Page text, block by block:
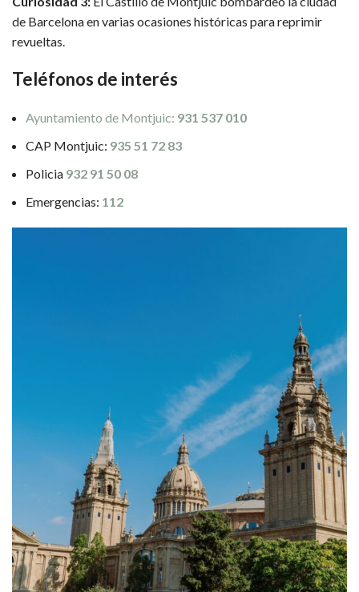
de Barcelona en varias ocasiones históricas para reprimir
revueltas.
Teléfonos de interés
Ayuntamiento de Montjuic: 931 537 010
CAP Montjuic: 935 51 72 83
Policia 932 91 50 08
Emergencias: 112